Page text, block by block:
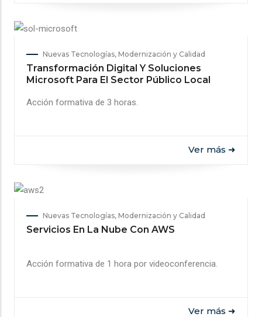
Nuevas Tecnologías, Modernización y Calidad
Transformación Digital Y Soluciones
Microsoft Para El Sector Público Local
Acción formativa de 3 horas.
Ver más ➜
Nuevas Tecnologías, Modernización y Calidad
Servicios En La Nube Con AWS
Acción formativa de 1 hora por videoconferencia.
Ver más ➜